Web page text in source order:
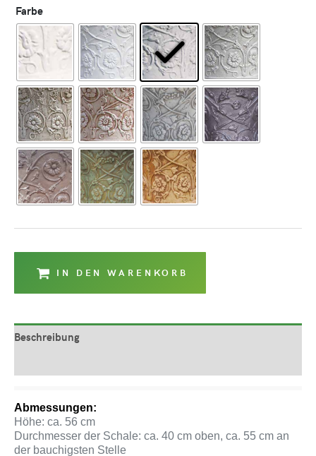
Farbe
IN DEN WARENKORB
Beschreibung
Abmessungen:
Höhe: ca. 56 cm
Durchmesser der Schale: ca. 40 cm oben, ca. 55 cm an
der bauchigsten Stelle